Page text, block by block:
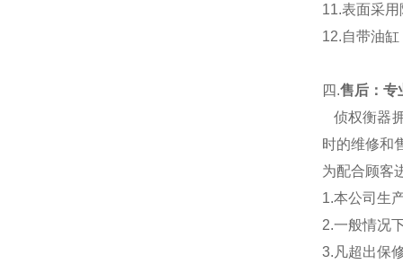
11.表面采
12.自带油
四.售后：专
侦权衡器
时的维修和
为配合顾客
1.本公司生
2.一般情况
3.凡超出保